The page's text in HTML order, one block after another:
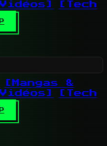
[Tech
[Mangas &
[Tech